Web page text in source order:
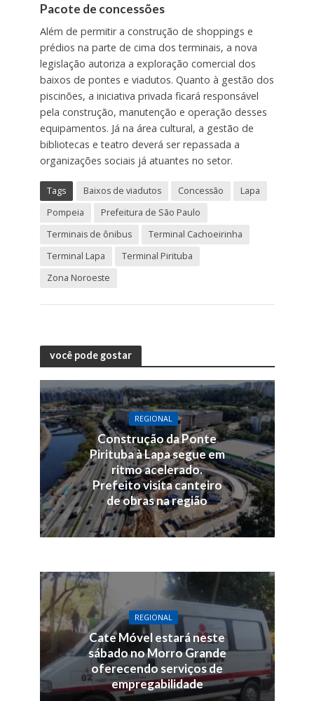
Pacote de concessões
Além de permitir a construção de shoppings e
prédios na parte de cima dos terminais, a nova
legislação autoriza a exploração comercial dos
baixos de pontes e viadutos. Quanto à gestão dos
piscinões, a iniciativa privada ficará responsável
pela construção, manutenção e operação desses
equipamentos. Já na área cultural, a gestão de
bibliotecas e teatro deverá ser repassada a
organizações sociais já atuantes no setor.
Tags Baixos de viadutos Concessão
Lapa
Pompeia
Prefeitura de São Paulo
Terminais de ônibus
Terminal Cachoeirinha
Terminal Lapa
Terminal Pirituba
Zona Noroeste
você pode gostar
REGIONAL
Construção da Ponte
Pirituba à Lapa segue em
ritmo acelerado.
Prefeito visita canteiro
de obras na região
REGIONAL
Cate Móvel estará neste
sábado no Morro Grande
oferecendo serviços de
empregabilidade